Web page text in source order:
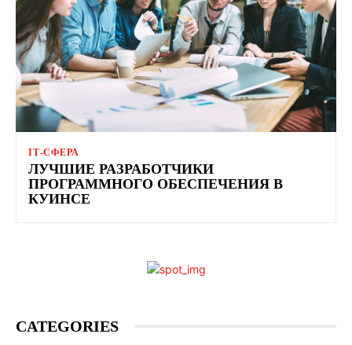
ІТ-СФЕРА
ЛУЧШИЕ РАЗРАБОТЧИКИ
ПРОГРАММНОГО ОБЕСПЕЧЕНИЯ В
КУИНСЕ
CATEGORIES